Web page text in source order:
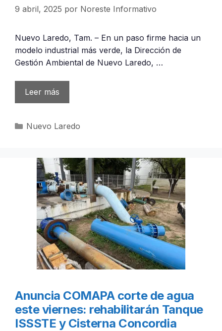
9 abril, 2025 por Noreste Informativo
Nuevo Laredo, Tam. – En un paso firme hacia un
modelo industrial más verde, la Dirección de
Gestión Ambiental de Nuevo Laredo, …
Leer más
Categorías
Nuevo Laredo
Anuncia COMAPA corte de agua
este viernes: rehabilitarán Tanque
ISSSTE y Cisterna Concordia